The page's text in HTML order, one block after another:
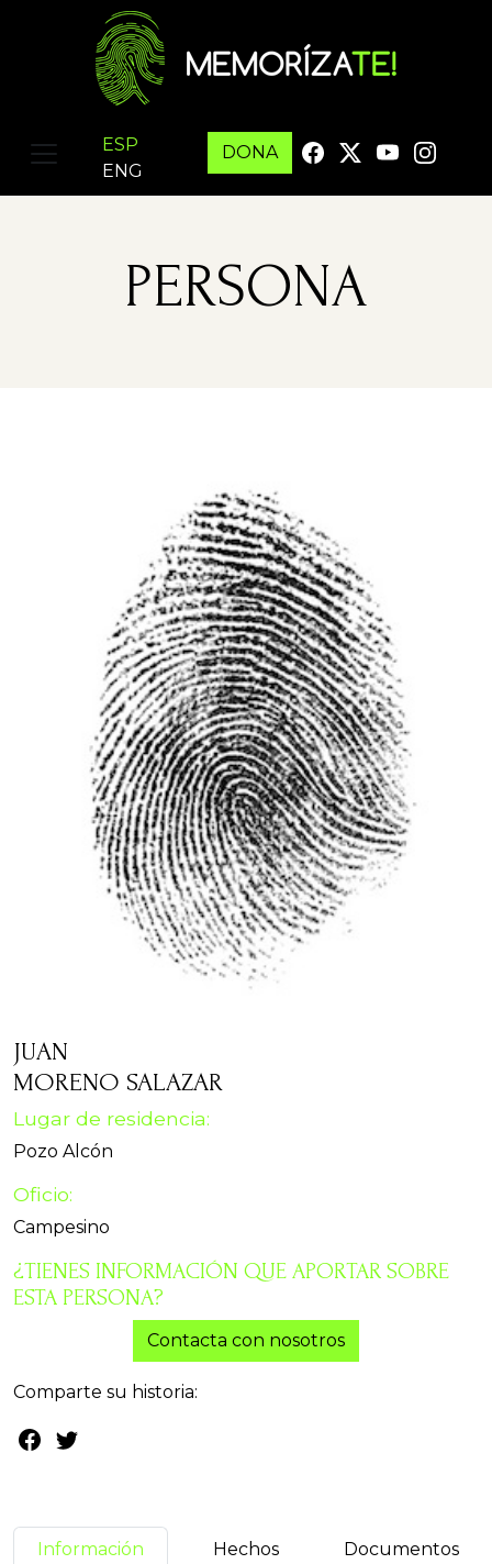
ESP
ENG
DONA
PERSONA
JUAN
MORENO SALAZAR
Lugar de residencia:
Pozo Alcón
Oficio:
Campesino
¿TIENES INFORMACIÓN QUE APORTAR SOBRE
ESTA PERSONA?
Contacta con nosotros
Comparte su historia:
Información
Hechos
Documentos